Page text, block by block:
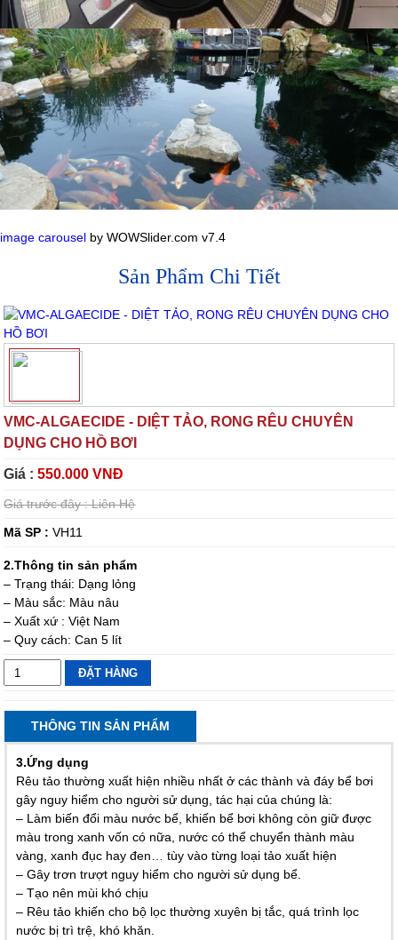
image carousel by WOWSlider.com v7.4
Sản Phẩm Chi Tiết
VMC-ALGAECIDE - DIỆT TẢO, RONG RÊU CHUYÊN
DỤNG CHO HỒ BƠI
Giá : 550.000 VNĐ
Giá trước đây :Liên Hệ
Mã SP : VH11
2.Thông tin sản phẩm
– Trạng thái: Dạng lỏng
– Màu sắc: Màu nâu
– Xuất xứ : Việt Nam
– Quy cách: Can 5 lít
ĐẶT HÀNG
THÔNG TIN SẢN PHẨM
3.Ứng dụng
Rêu tảo thường xuất hiện nhiều nhất ở các thành và đáy bể bơi
gây nguy hiểm cho người sử dụng, tác hại của chúng là:
– Làm biến đổi màu nước bể, khiến bể bơi không còn giữ được
màu trong xanh vốn có nữa, nước có thể chuyển thành màu
vàng, xanh đục hay đen… tùy vào từng loại tảo xuất hiện
– Gây trơn trượt nguy hiểm cho người sử dụng bể.
– Tạo nên mùi khó chịu
– Rêu tảo khiến cho bộ lọc thường xuyên bị tắc, quá trình lọc
nước bị trì trệ, khó khăn.